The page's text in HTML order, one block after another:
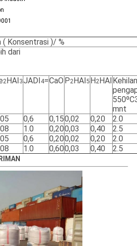
( Konsentrasi )/ %
dari
2HAI 3JADI 4=CaO P2HAI 5 H 2HAI
mnt
0,6 0,150,02 0,20
2.0
1.0 0,200,03 0,40
2.5
0,6 0,200,02 0,20
2.0
1.0 0,600,03 0,40 2.5